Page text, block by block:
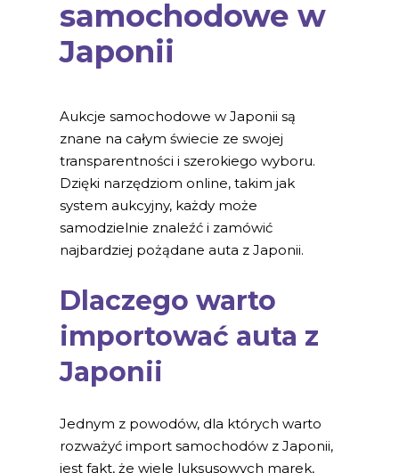
samochodowe w
Japonii
Aukcje samochodowe w Japonii są
znane na całym świecie ze swojej
transparentności i szerokiego wyboru.
Dzięki narzędziom online, takim jak
system aukcyjny, każdy może
samodzielnie znaleźć i zamówić
najbardziej pożądane auta z Japonii.
Dlaczego warto
importować auta z
Japonii
Jednym z powodów, dla których warto
rozważyć import samochodów z Japonii,
jest fakt, że wiele luksusowych marek,